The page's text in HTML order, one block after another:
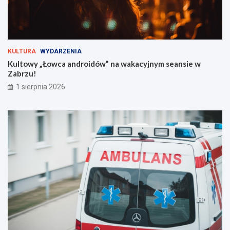
z
i
e
m
!
KULTURA WYDARZENIA
Kultowy „Łowca androidów” na wakacyjnym seansie w
Zabrzu!
1 sierpnia 2026